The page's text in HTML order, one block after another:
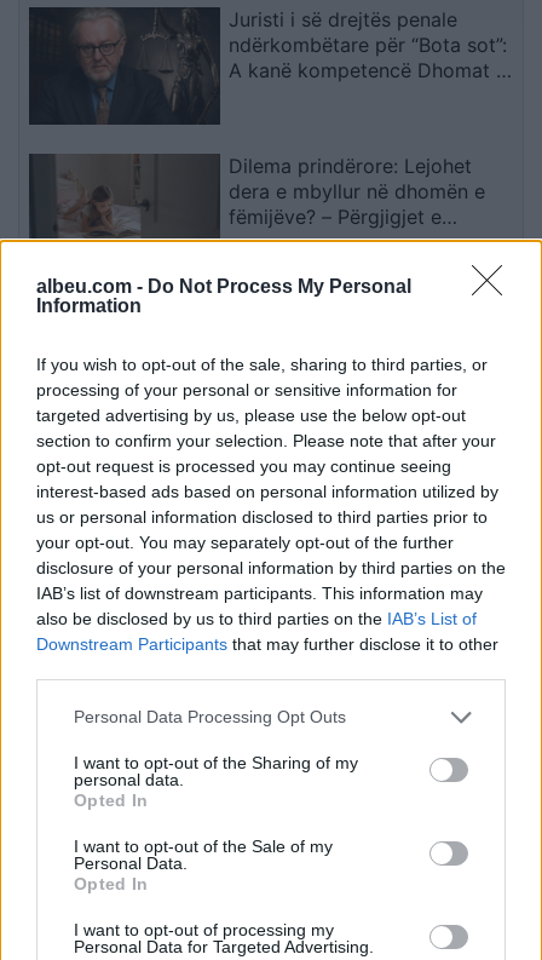
albeu.com - Do Not Process My Personal
Information
If you wish to opt-out of the sale, sharing to third parties, or
processing of your personal or sensitive information for
targeted advertising by us, please use the below opt-out
section to confirm your selection. Please note that after your
opt-out request is processed you may continue seeing
interest-based ads based on personal information utilized by
us or personal information disclosed to third parties prior to
your opt-out. You may separately opt-out of the further
disclosure of your personal information by third parties on the
IAB’s list of downstream participants. This information may
also be disclosed by us to third parties on the IAB’s List of
Downstream Participants that may further disclose it to other
Personal Data Processing Opt Outs
I want to opt-out of the Sharing of my
personal data.
Opted In
I want to opt-out of the Sale of my
Personal Data.
Opted In
I want to opt-out of processing my
Personal Data for Targeted Advertising.
Juristi i së drejtës penale
ndërkombëtare për “Bota sot”:
A kanë kompetencë Dhomat e
Dilema prindërore: Lejohet
dera e mbyllur në dhomën e
fëmijëve? – Përgjigjet e
psikologëve
tre në gjendje kritike
Esim for Global
Esim for USA|Esim for Italy| Esim for Spain|Esim